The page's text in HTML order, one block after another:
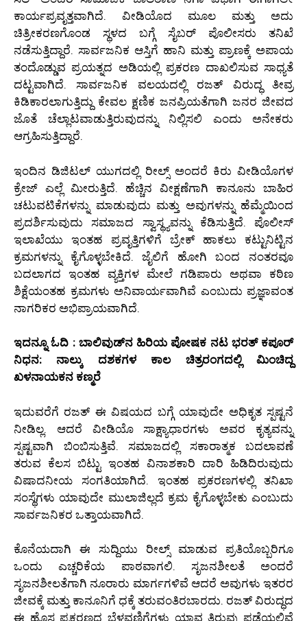
ಕಾರ್ಯಪ್ರವೃತ್ತವಾಗಿದೆ. ವೀಡಿಯೊದ ಮೂಲ ಮತ್ತು ಅದು
ಚಿತ್ರೀಕರಣಗೊಂಡ ಸ್ಥಳದ ಬಗ್ಗೆ ಸೈಬರ್ ಪೊಲೀಸರು ತನಿಖೆ
ನಡೆಸುತ್ತಿದ್ದಾರೆ. ಸಾರ್ವಜನಿಕ ಆಸ್ತಿಗೆ ಹಾನಿ ಮತ್ತು ಪ್ರಾಣಕ್ಕೆ ಅಪಾಯ
ತಂದೊಡ್ಡುವ ಪ್ರಯತ್ನದ ಅಡಿಯಲ್ಲಿ ಪ್ರಕರಣ ದಾಖಲಿಸುವ ಸಾಧ್ಯತೆ
ದಟ್ಟವಾಗಿದೆ. ಸಾರ್ವಜನಿಕ ವಲಯದಲ್ಲಿ ರಜತ್ ವಿರುದ್ಧ ತೀವ್ರ
ಕಿಡಿಕಾರಲಾಗುತ್ತಿದ್ದು ಕೇವಲ ಕ್ಷಣಿಕ ಜನಪ್ರಿಯತೆಗಾಗಿ ಜನರ ಜೀವದ
ಜೊತೆ ಚೆಲ್ಲಾಟವಾಡುತ್ತಿರುವುದನ್ನು ನಿಲ್ಲಿಸಲಿ ಎಂದು ಅನೇಕರು
ಆಗ್ರಹಿಸುತ್ತಿದ್ದಾರೆ.
ಇಂದಿನ ಡಿಜಿಟಲ್ ಯುಗದಲ್ಲಿ ರೀಲ್ಸ್ ಅಂದರೆ ಕಿರು ವೀಡಿಯೊಗಳ
ಕ್ರೇಜ್ ಎಲ್ಲೆ ಮೀರುತ್ತಿದೆ. ಹೆಚ್ಚಿನ ವೀಕ್ಷಣೆಗಾಗಿ ಕಾನೂನು ಬಾಹಿರ
ಚಟುವಟಿಕೆಗಳನ್ನು ಮಾಡುವುದು ಮತ್ತು ಅವುಗಳನ್ನು ಹೆಮ್ಮೆಯಿಂದ
ಪ್ರದರ್ಶಿಸುವುದು ಸಮಾಜದ ಸ್ವಾಸ್ಥ್ಯವನ್ನು ಕೆಡಿಸುತ್ತಿದೆ. ಪೊಲೀಸ್
ಇಲಾಖೆಯು ಇಂತಹ ಪ್ರವೃತ್ತಿಗಳಿಗೆ ಬ್ರೇಕ್ ಹಾಕಲು ಕಟ್ಟುನಿಟ್ಟಿನ
ಕ್ರಮಗಳನ್ನು ಕೈಗೊಳ್ಳಬೇಕಿದೆ. ಜೈಲಿಗೆ ಹೋಗಿ ಬಂದ ನಂತರವೂ
ಬದಲಾಗದ ಇಂತಹ ವ್ಯಕ್ತಿಗಳ ಮೇಲೆ ಗಡಿಪಾರು ಅಥವಾ ಕಠಿಣ
ಶಿಕ್ಷೆಯಂತಹ ಕ್ರಮಗಳು ಅನಿವಾರ್ಯವಾಗಿವೆ ಎಂಬುದು ಪ್ರಜ್ಞಾವಂತ
ನಾಗರಿಕರ ಅಭಿಪ್ರಾಯವಾಗಿದೆ.
ಇದನ್ನೂ ಓದಿ : ಬಾಲಿವುಡ್‌ನ ಹಿರಿಯ ಪೋಷಕ ನಟ ಭರತ್ ಕಪೂರ್
ನಿಧನ: ನಾಲ್ಕು ದಶಕಗಳ ಕಾಲ ಚಿತ್ರರಂಗದಲ್ಲಿ ಮಿಂಚಿದ್ದ
ಖಳನಾಯಕನ ಕಣ್ಮರೆ
ಇದುವರೆಗೆ ರಜತ್ ಈ ವಿಷಯದ ಬಗ್ಗೆ ಯಾವುದೇ ಅಧಿಕೃತ ಸ್ಪಷ್ಟನೆ
ನೀಡಿಲ್ಲ. ಆದರೆ ವೀಡಿಯೊ ಸಾಕ್ಷ್ಯಾಧಾರಗಳು ಅವರ ಕೃತ್ಯವನ್ನು
ಸ್ಪಷ್ಟವಾಗಿ ಬಿಂಬಿಸುತ್ತಿವೆ. ಸಮಾಜದಲ್ಲಿ ಸಕಾರಾತ್ಮಕ ಬದಲಾವಣೆ
ತರುವ ಕೆಲಸ ಬಿಟ್ಟು ಇಂತಹ ವಿನಾಶಕಾರಿ ದಾರಿ ಹಿಡಿದಿರುವುದು
ವಿಷಾದನೀಯ ಸಂಗತಿಯಾಗಿದೆ. ಇಂತಹ ಪ್ರಕರಣಗಳಲ್ಲಿ ತನಿಖಾ
ಸಂಸ್ಥೆಗಳು ಯಾವುದೇ ಮುಲಾಜಿಲ್ಲದೆ ಕ್ರಮ ಕೈಗೊಳ್ಳಬೇಕು ಎಂಬುದು
ಸಾರ್ವಜನಿಕರ ಒತ್ತಾಯವಾಗಿದೆ.
ಕೊನೆಯದಾಗಿ ಈ ಸುದ್ದಿಯು ರೀಲ್ಸ್ ಮಾಡುವ ಪ್ರತಿಯೊಬ್ಬರಿಗೂ
ಒಂದು ಎಚ್ಚರಿಕೆಯ ಪಾಠವಾಗಲಿ. ಸೃಜನಶೀಲತೆ ಅಂದರೆ
ಸೃಜನಶೀಲತೆಗಾಗಿ ನೂರಾರು ಮಾರ್ಗಗಳಿವೆ ಆದರೆ ಅವುಗಳು ಇತರರ
ಜೀವಕ್ಕೆ ಮತ್ತು ಕಾನೂನಿಗೆ ಧಕ್ಕೆ ತರುವಂತಿರಬಾರದು. ರಜತ್ ವಿರುದ್ಧದ
ಈ ಹೊಸ ಪ್ರಕರಣದ ಬೆಳವಣಿಗೆಗಳು ಯಾವ ತಿರುವು ಪಡೆಯಲಿವೆ